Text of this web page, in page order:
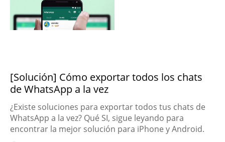
[Solución] Cómo exportar todos los chats
de WhatsApp a la vez
¿Existe soluciones para exportar todos tus chats de
WhatsApp a la vez? Qué SI, sigue leyando para
encontrar la mejor solución para iPhone y Android.